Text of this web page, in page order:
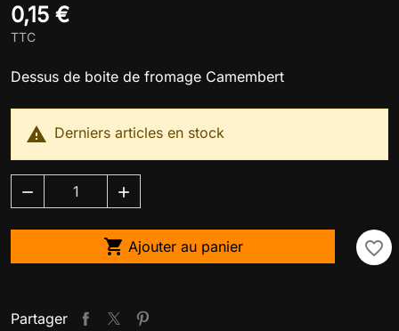
0,15 €
TTC
Dessus de boite de fromage Camembert
 Derniers articles en stock
 
 Ajouter au panier favorite_border
Partager